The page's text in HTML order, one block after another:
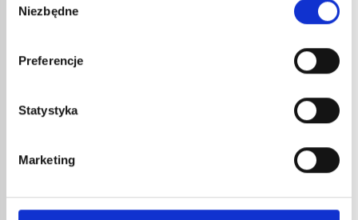
zgody
Niezbędne
Preferencje
Statystyka
Marketing
INNE
REFERENCJE